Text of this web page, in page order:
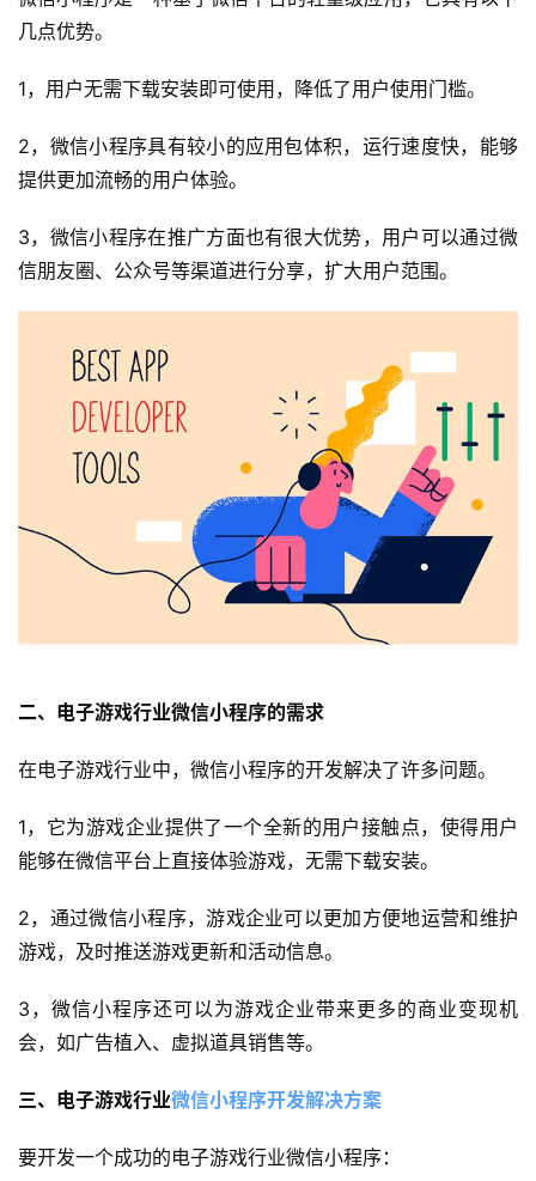
几点优势。
1，用户无需下载安装即可使用，降低了用户使用门槛。
2，微信小程序具有较小的应用包体积，运行速度快，能够
提供更加流畅的用户体验。
3，微信小程序在推广方面也有很大优势，用户可以通过微
信朋友圈、公众号等渠道进行分享，扩大用户范围。
二、电子游戏行业微信小程序的需求
在电子游戏行业中，微信小程序的开发解决了许多问题。
1，它为游戏企业提供了一个全新的用户接触点，使得用户
能够在微信平台上直接体验游戏，无需下载安装。
2，通过微信小程序，游戏企业可以更加方便地运营和维护
游戏，及时推送游戏更新和活动信息。
3，微信小程序还可以为游戏企业带来更多的商业变现机
会，如广告植入、虚拟道具销售等。
三、电子游戏行业微信小程序开发解决方案
要开发一个成功的电子游戏行业微信小程序：